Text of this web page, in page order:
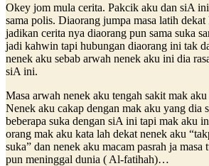
Okey jom mula cerita. Pakcik aku dan siA
sama polis. Diaorang jumpa masa latih
jadikan cerita nya diaorang pun sama suka
jadi kahwin tapi hubungan diaorang ini tak
nenek aku sebab arwah nenek aku ini dia
siA ini.
Masa arwah nenek aku tengah sakit mak
Nenek aku cakap dengan mak aku yang dia
beberapa suka dengan siA ini tapi mak aku
orang mak aku kata lah dekat nenek aku
suka” dan nenek aku macam pasrah ja
pun meninggal dunia ( Al-fatihah)…